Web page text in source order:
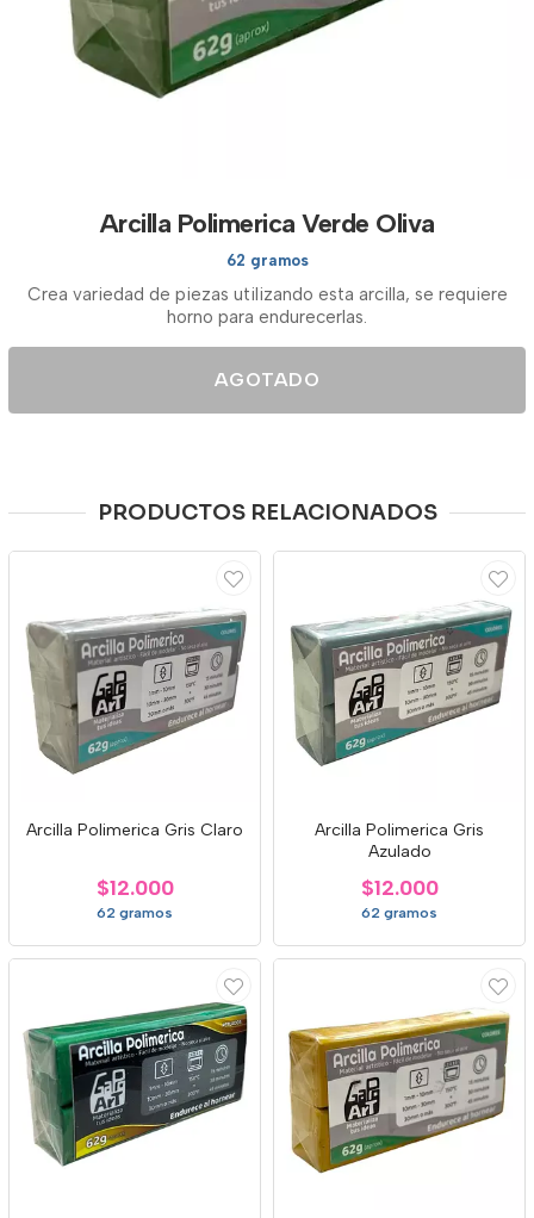
Arcilla Polimerica Verde Oliva
62 gramos
Crea variedad de piezas utilizando esta arcilla, se requiere
horno para endurecerlas.
AGOTADO
PRODUCTOS RELACIONADOS
Arcilla Polimerica Gris Claro
$12.000
62 gramos
Arcilla Polimerica Gris
Azulado
$12.000
62 gramos